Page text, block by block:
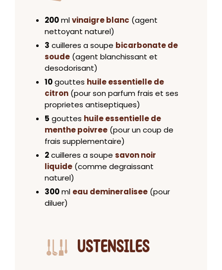
200mlvinaigre blanc (agent
nettoyant naturel)
3 cuilleres a soupe bicarbonate de
soude (agent blanchissant et
desodorisant)
10gouttes huile essentielle de
citron (pour son parfum frais et ses
proprietes antiseptiques)
5 gouttes huile essentielle de
menthe poivree (pour un coup de
frais supplementaire)
2cuilleres a soupe savon noir
liquide (comme degraissant
naturel)
300ml eau demineralisee (pour
diluer)
USTENSILES